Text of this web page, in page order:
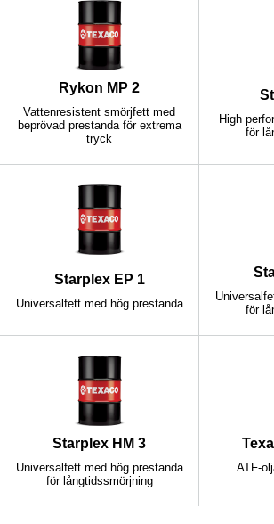
Rykon MP 2
Vattenresistent smörjfett med
beprövad prestanda för extrema
tryck
High
för
Starplex EP 1
Universalfett med hög prestanda
för
Starplex HM 3
Universalfett med hög prestanda
för långtidssmörjning
ATF-